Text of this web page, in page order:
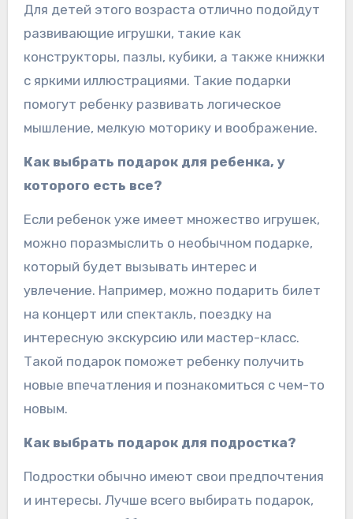
Для детей этого возраста отлично подойдут
развивающие игрушки, такие как
конструкторы, пазлы, кубики, а также книжки
с яркими иллюстрациями. Такие подарки
помогут ребенку развивать логическое
мышление, мелкую моторику и воображение.
Как выбрать подарок для ребенка, у
которого есть все?
Если ребенок уже имеет множество игрушек,
можно поразмыслить о необычном подарке,
который будет вызывать интерес и
увлечение. Например, можно подарить билет
на концерт или спектакль, поездку на
интересную экскурсию или мастер-класс.
Такой подарок поможет ребенку получить
новые впечатления и познакомиться с чем-то
новым.
Как выбрать подарок для подростка?
Подростки обычно имеют свои предпочтения
и интересы. Лучше всего выбирать подарок,